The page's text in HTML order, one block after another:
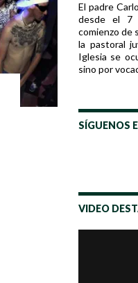
El padre
desde el 7
comienzo de
la pastoral
Iglesia se
sino por
SÍGUENOS
VIDEO